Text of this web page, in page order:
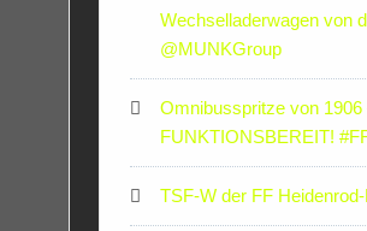
Wechselladerwagen von
‪@MUNKGroup‬
Omnibusspritze von 1906
FUNKTIONSBEREIT!
TSF-W der FF